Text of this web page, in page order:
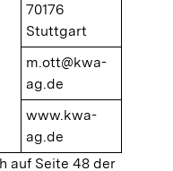
70176
Stuttgart
m.ott@kwa-
ag.de
www.kwa-
ag.de
auf Seite 48 der